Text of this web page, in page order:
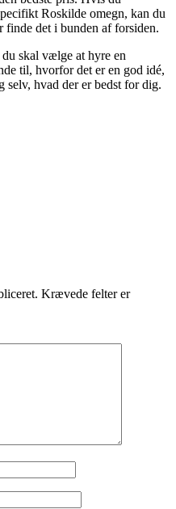
Roskilde omegn, kan du
finde det i bunden af forsiden.
skal vælge at hyre en
til, hvorfor det er en god idé,
selv, hvad der er bedst for dig.
Krævede felter er